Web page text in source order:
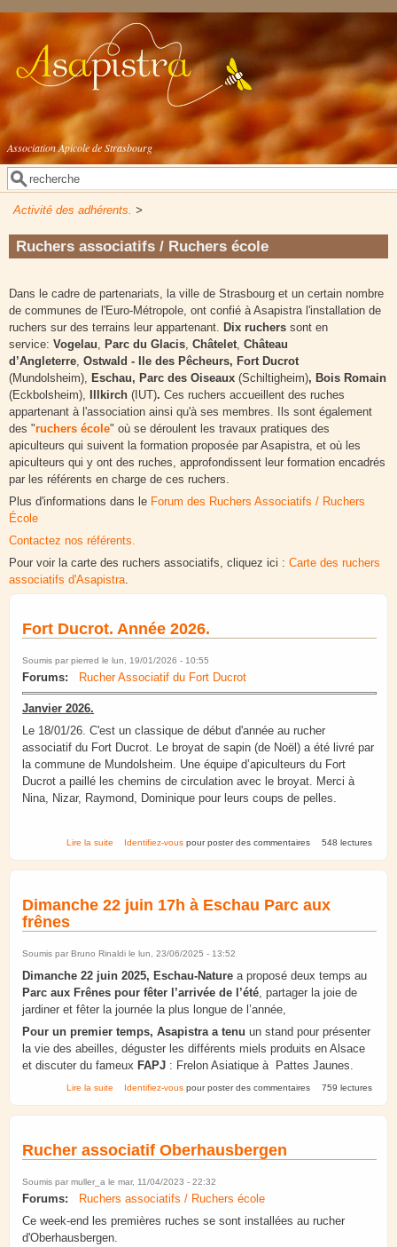
Aller au contenu principal
Association Apicole de Strasbourg
Formulaire de recherche
Rechercher
Activité des adhérents. >
Ruchers associatifs / Ruchers école
Dans le cadre de partenariats, la ville de Strasbourg et un certain nombre
de communes de l'Euro-Métropole, ont confié à Asapistra l'installation de
ruchers sur des terrains leur appartenant.
Dix ruchers sont en
service: Vogelau Parc du Glacis Châtelet Château
d’Angleterre Ostwald - Ile des Pêcheurs, Fort Ducrot
(Mundolsheim),
Eschau, Parc des Oiseaux (Schiltigheim), Bois Romain
(Eckbolsheim),
Illkirch (IUT). Ces ruchers accueillent des ruches
appartenant à l'association ainsi qu'à ses membres. Ils sont également
des "ruchers école" où se déroulent les travaux pratiques des
apiculteurs qui suivent la formation proposée par Asapistra, et où les
apiculteurs qui y ont des ruches, approfondissent leur formation encadrés
par les référents en charge de ces ruchers.
Plus d'informations dans le Forum des Ruchers Associatifs / Ruchers
École
Contactez nos référents.
Pour voir la carte des ruchers associatifs, cliquez ici : Carte des ruchers
associatifs d'Asapistra
Fort Ducrot. Année 2026.
Soumis par pierred le lun, 19/01/2026 - 10:55
Forums: Rucher Associatif du Fort Ducrot
Janvier 2026.
Le 18/01/26. C'est un classique de début d'année au rucher
associatif du Fort Ducrot. Le broyat de sapin (de Noël) a été livré par
la commune de Mundolsheim. Une équipe d’apiculteurs du Fort
Ducrot a paillé les chemins de circulation avec le broyat. Merci à
Nina, Nizar, Raymond, Dominique pour leurs coups de pelles.
Lire la suite de Fort Ducrot. Année 2026.
Identifiez-vous pour poster des commentaires 548 lectures
Dimanche 22 juin 17h à Eschau Parc aux
frênes
Soumis par Bruno Rinaldi le lun, 23/06/2025 - 13:52
Dimanche 22 juin 2025, Eschau-Nature a proposé deux temps au
Parc aux Frênes pour fêter l’arrivée de l’été , partager la joie de
jardiner et fêter la journée la plus longue de l’année,
Pour un premier temps, Asapistra a tenu un stand pour présenter
la vie des abeilles, déguster les différents miels produits en Alsace
et discuter du fameux FAPJ : Frelon Asiatique à Pattes Jaunes.
Lire la suite de Dimanche 22 juin 17h à Eschau Parc aux frênes
Identifiez-vous pour poster des commentaires 759 lectures
Rucher associatif Oberhausbergen
Soumis par muller_a le mar, 11/04/2023 - 22:32
Forums:
Ruchers associatifs / Ruchers école
Ce week-end les premières ruches se sont installées au rucher
d'Oberhausbergen.